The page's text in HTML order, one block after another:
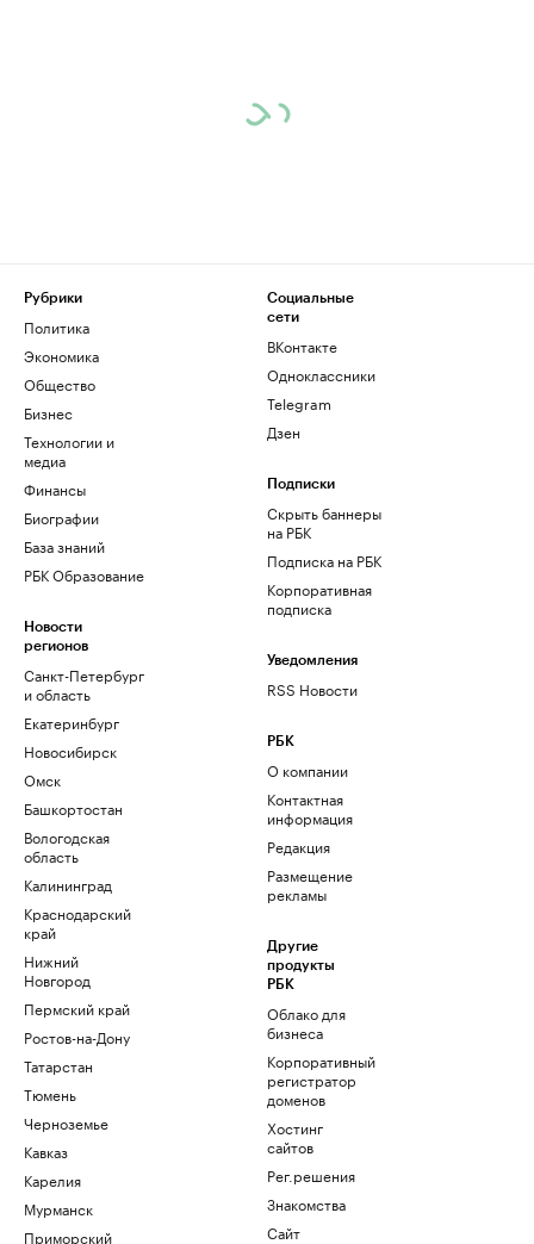
Рубрики
Политика
Экономика
Общество
Бизнес
Технологии и
медиа
Финансы
Биографии
База знаний
РБК Образование
Новости
регионов
Санкт-Петербург
и область
Екатеринбург
Новосибирск
Омск
Башкортостан
Вологодская
область
Калининград
Краснодарский
край
Нижний
Новгород
Пермский край
Ростов-на-Дону
Татарстан
Тюмень
Черноземье
Кавказ
Карелия
Мурманск
Приморский
Социальные
сети
ВКонтакте
Одноклассники
Telegram
Дзен
Подписки
Скрыть баннеры
на РБК
Подписка на РБК
Корпоративная
подписка
Уведомления
RSS Новости
РБК
О компании
Контактная
информация
Редакция
Размещение
рекламы
Другие
продукты
РБК
Облако для
бизнеса
Корпоративный
регистратор
доменов
Хостинг
сайтов
Рег.решения
Знакомства
Сайт